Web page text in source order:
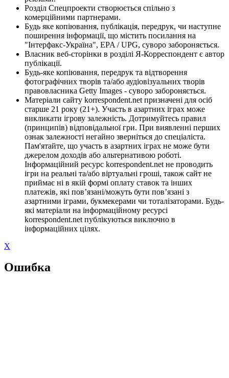
Розділ Спецпроекти створюється спільно з
комерційними партнерами.
Будь яке копіювання, публікація, передрук, чи наступне
поширення інформації, що містить посилання на
"Інтерфакс-Україна", EPA / UPG, суворо забороняється.
Власник веб-сторінки в розділі Я-Корреспондент є автор
публікації.
Будь-яке копіювання, передрук та відтворення
фотографічних творів та/або аудіовізуальних творів
правовласника Getty Images - суворо забороняється.
Матеріали сайту korrespondent.net призначені для осіб
старше 21 року (21+). Участь в азартних іграх може
викликати ігрову залежність. Дотримуйтесь правил
(принципів) відповідальної гри. При виявленні перших
ознак залежності негайно зверніться до спеціаліста.
Пам'ятайте, що участь в азартних іграх не може бути
джерелом доходів або альтернативою роботі.
Інформаційний ресурс korrespondent.net не проводить
ігри на реальні та/або віртуальні гроші, також сайт не
приймає ні в якій формі оплату ставок та інших
платежів, які пов’язані/можуть бути пов’язані з
азартними іграми, букмекерами чи тоталізаторами. Будь-
які матеріали на інформаційному ресурсі
korrespondent.net публікуються виключно в
інформаційних цілях.
X
Ошибка